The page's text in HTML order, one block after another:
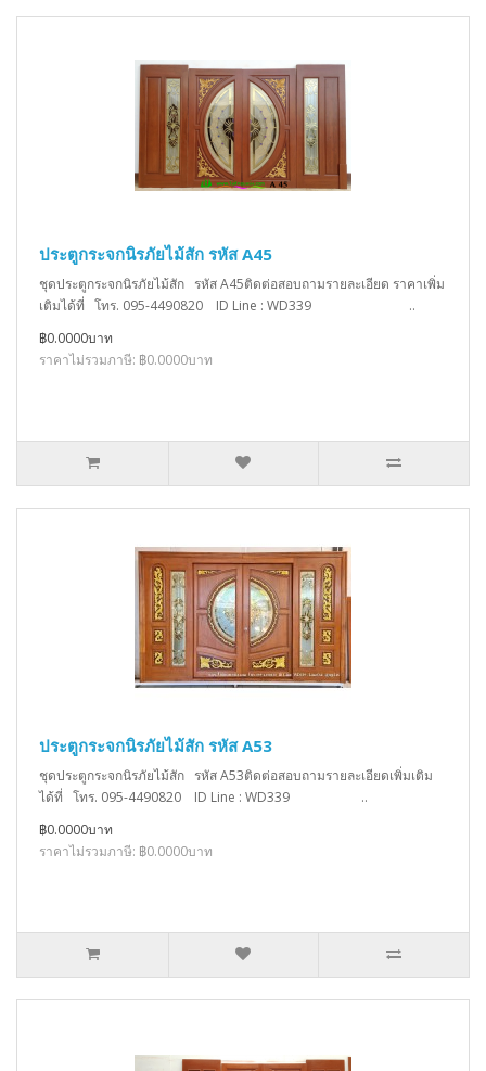
ประตูกระจกนิรภัยไม้สัก รหัส A45
ชุดประตูกระจกนิรภัยไม้สัก รหัส A45ติดต่อสอบถามรายละเอียด ราคาเพิ่ม
เติมได้ที่ โทร. 095-4490820 ID Line : WD339 ..
฿0.0000บาท
ราคาไม่รวมภาษี: ฿0.0000บาท
ประตูกระจกนิรภัยไม้สัก รหัส A53
ชุดประตูกระจกนิรภัยไม้สัก รหัส A53ติดต่อสอบถามรายละเอียดเพิ่มเติม
ได้ที่ โทร. 095-4490820 ID Line : WD339 ..
฿0.0000บาท
ราคาไม่รวมภาษี: ฿0.0000บาท